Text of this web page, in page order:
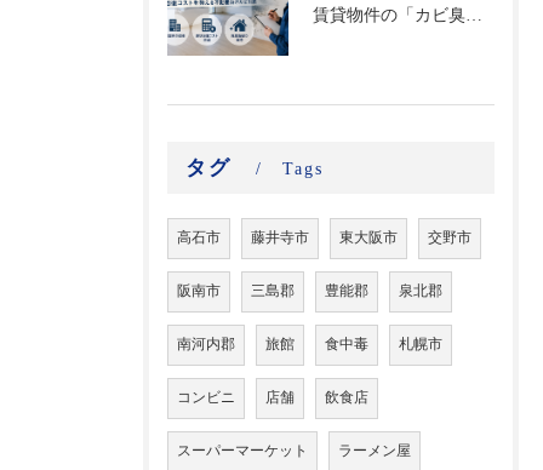
タグ Tags
高石市 藤井寺市 東大阪市 交野市
阪南市 三島郡 豊能郡 泉北郡
南河内郡 旅館 食中毒 札幌市
コンビニ 店舗 飲食店
スーパーマーケット ラーメン屋